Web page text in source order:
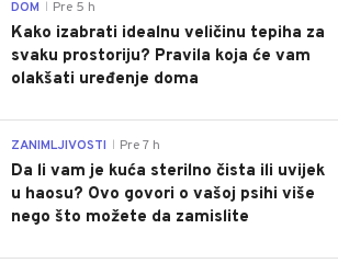
DOM Pre 5 h
Kako izabrati idealnu veličinu tepiha za
svaku prostoriju? Pravila koja će vam
olakšati uređenje doma
ZANIMLJIVOSTI Pre 7 h
Da li vam je kuća sterilno čista ili uvijek
u haosu? Ovo govori o vašoj psihi više
nego što možete da zamislite